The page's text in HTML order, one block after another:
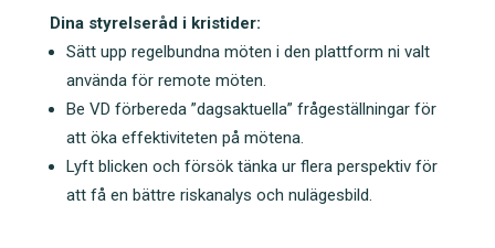
Dina styrelseråd i kristider:
Sätt upp regelbundna möten i den plattform ni valt
använda för remote möten.
Be VD förbereda ”dagsaktuella” frågeställningar för
att öka effektiviteten på mötena.
Lyft blicken och försök tänka ur flera perspektiv för
att få en bättre riskanalys och nulägesbild.